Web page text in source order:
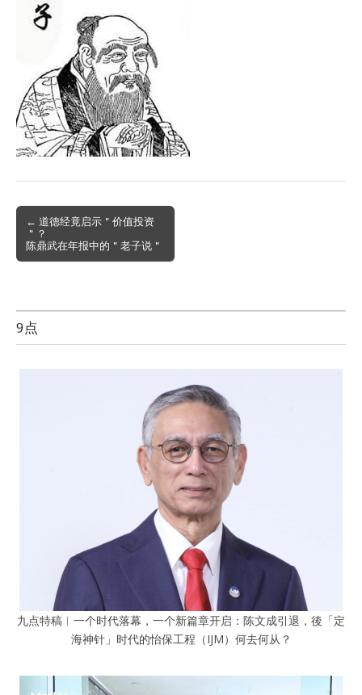
Post
navigation
← 道德经竟启示＂价值投资
＂？
陈鼎武在年报中的＂老子说＂
9点
九点特稿︱一个时代落幕，一个新篇章开启：陈文成引退，後「定
海神针」时代的怡保工程（IJM）何去何从？